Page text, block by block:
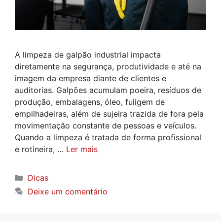
A limpeza de galpão industrial impacta
diretamente na segurança, produtividade e até na
imagem da empresa diante de clientes e
auditorias. Galpões acumulam poeira, resíduos de
produção, embalagens, óleo, fuligem de
empilhadeiras, além de sujeira trazida de fora pela
movimentação constante de pessoas e veículos.
Quando a limpeza é tratada de forma profissional
e rotineira, … Ler mais
Categorias
Dicas
Deixe um comentário